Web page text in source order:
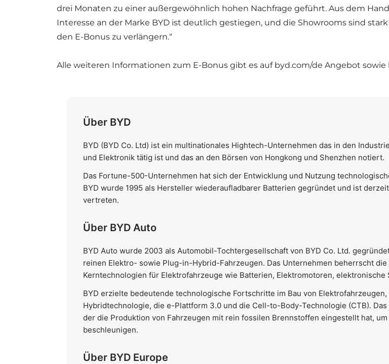
drei Monaten zu einer außergewöhnlich hohen Nachfrage geführt. Aus dem
Interesse an der Marke BYD ist deutlich gestiegen, und die Showrooms sind
den E-Bonus zu verlängern.“
Alle weiteren Informationen zum E-Bonus gibt es auf byd.com/de Angebot sowie
Über BYD
BYD (BYD Co. Ltd) ist ein multinationales Hightech-Unternehmen das in den
und Elektronik tätig ist und das an den Börsen von Hongkong und Shenzhen notiert.
Das Fortune-500-Unternehmen hat sich der Entwicklung und Nutzung
BYD wurde 1995 als Hersteller wiederaufladbarer Batterien gegründet und ist
vertreten.
Über BYD Auto
BYD Auto wurde 2003 als Automobil-Tochtergesellschaft von BYD Co. Ltd.
reinen Elektro- sowie Plug-in-Hybrid-Fahrzeugen. Das Unternehmen beherrscht
Kerntechnologien für Elektrofahrzeuge wie Batterien, Elektromotoren,
BYD erzielte bedeutende technologische Fortschritte im Bau von
Hybridtechnologie, die e-Plattform 3.0 und die Cell-to-Body-Technologie (CTB).
der die Produktion von Fahrzeugen mit rein fossilen Brennstoffen eingestellt hat,
beschleunigen.
Über BYD Europe